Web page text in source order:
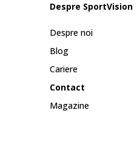
Despre SportVision
Despre noi
Blog
Cariere
Contact
Magazine